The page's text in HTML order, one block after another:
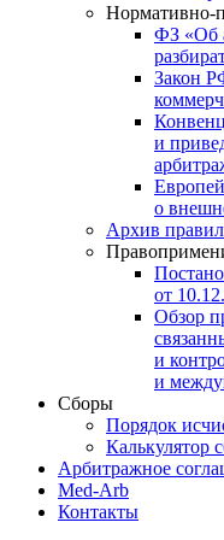
Нормативно-
ФЗ «Об
Закон
и
о
Архив
от
Обзор
и
и
Сборы
Порядок
Калькулятор
Арбитражное
Med-Arb
Контакты